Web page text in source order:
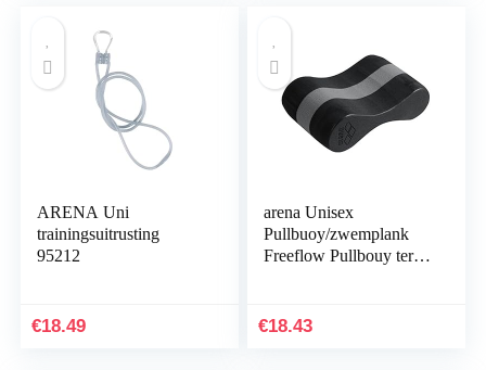
ARENA Uni
trainingsuitrusting
95212
€18.49
arena Unisex
Pullbuoy/zwemplank
Freeflow Pullbouy ter
lichaamshouding, zwart-
€18.43